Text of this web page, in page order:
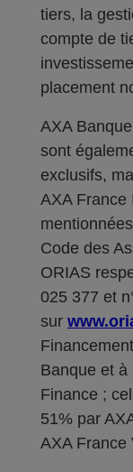
tiers, la
compte de
placement
AXA
sont
exclusifs,
AXA France
Code des
ORIAS
025 377 et
sur
Banque et à
Finance ;
51% par
AXA France